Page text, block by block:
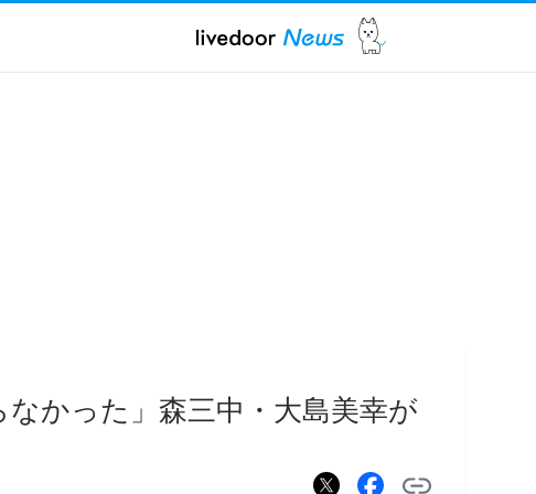
なかった」森三中・大島美幸が